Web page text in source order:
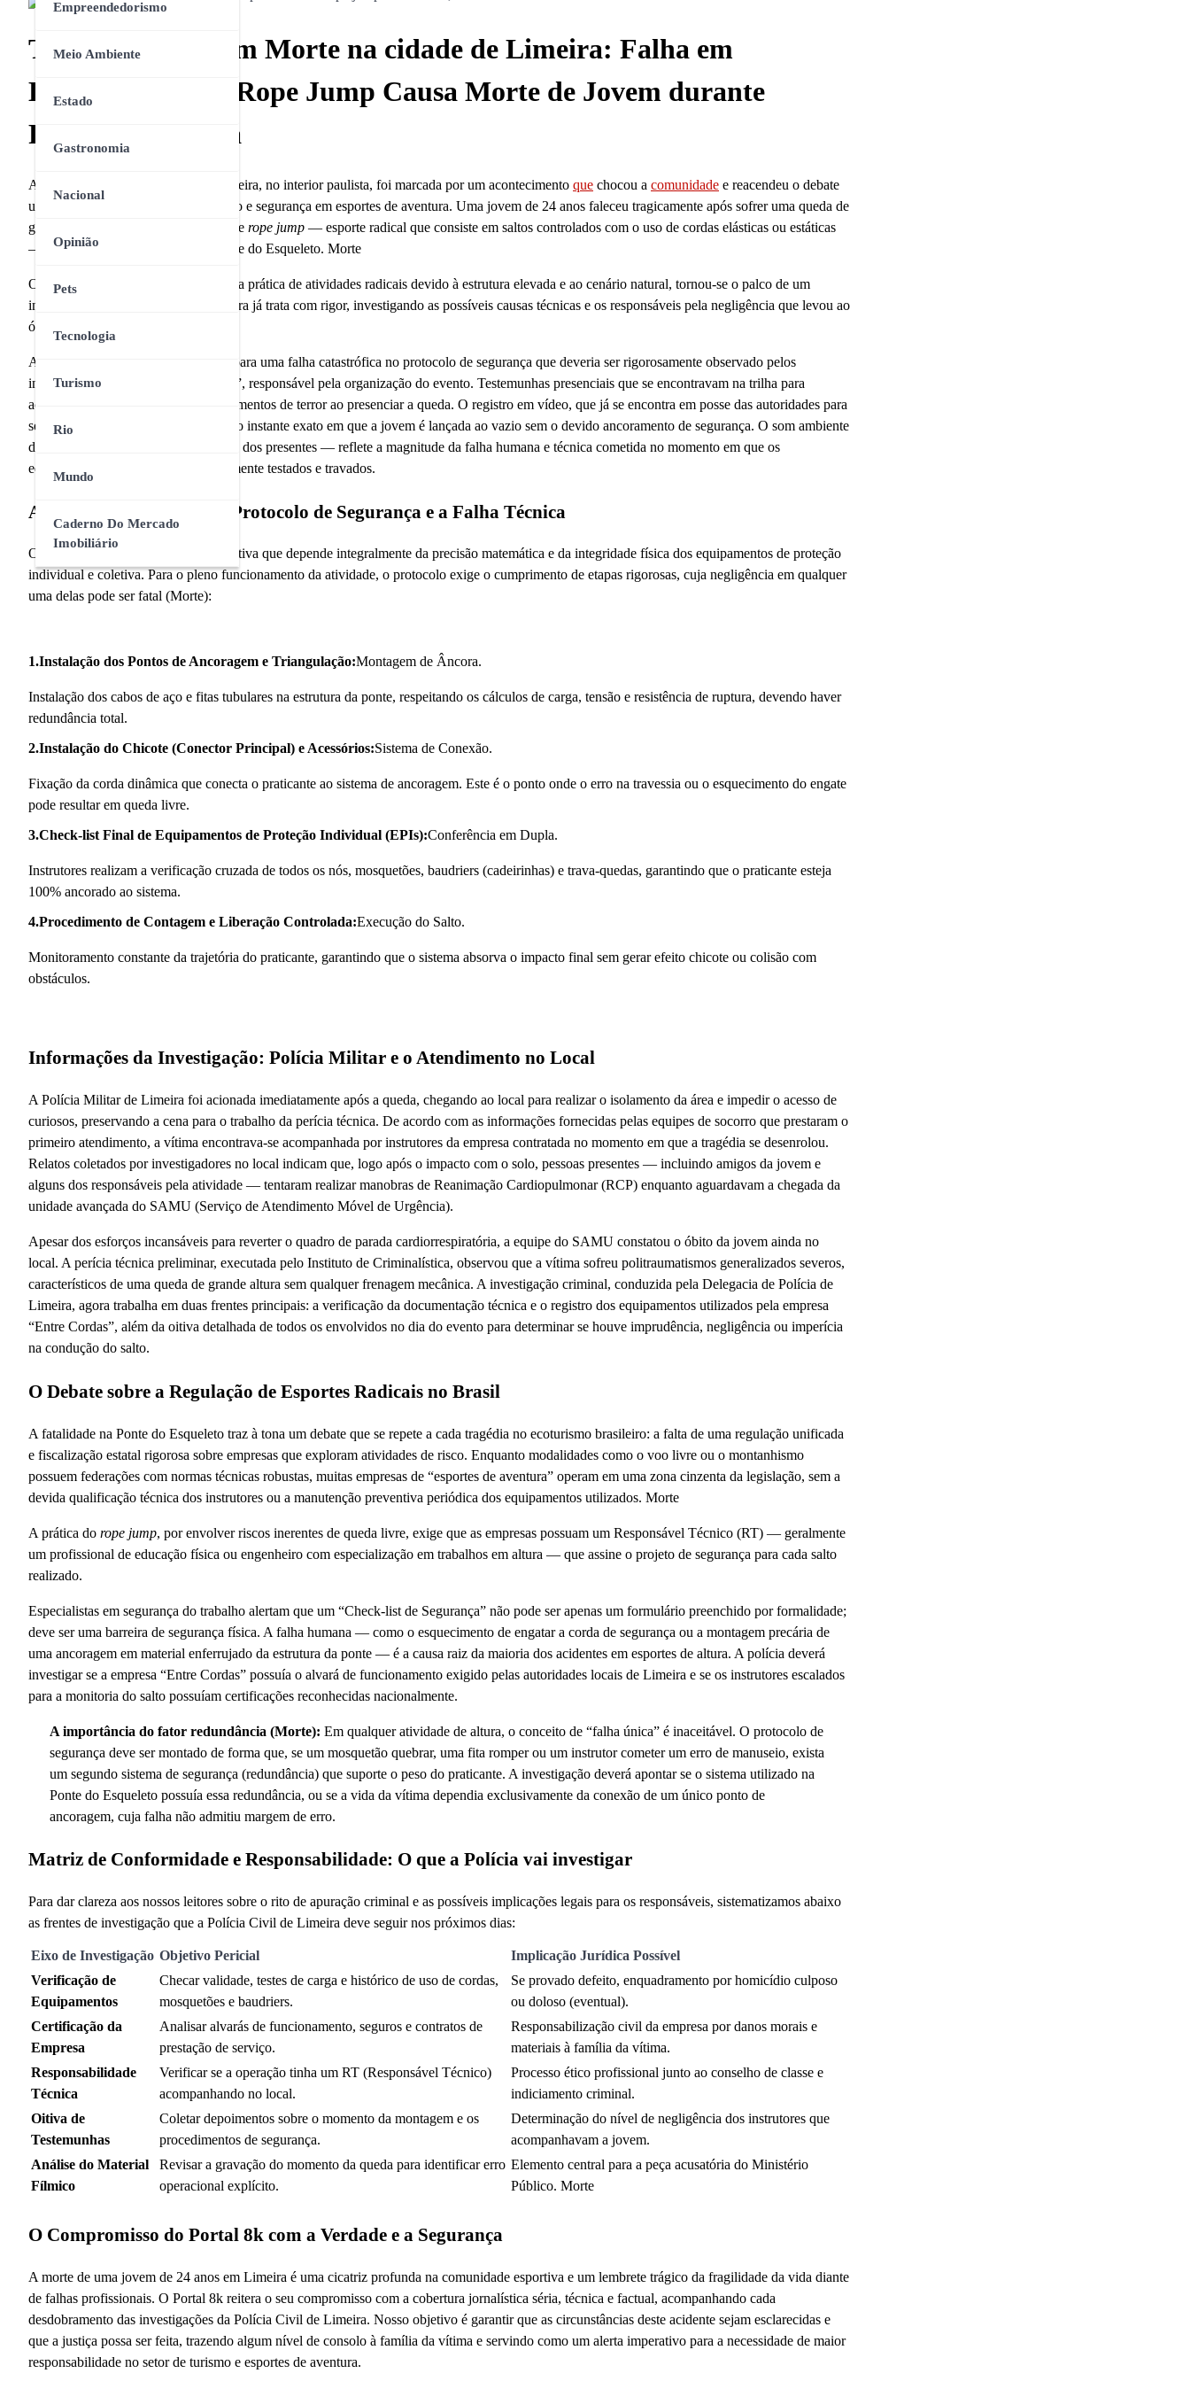
Empreendedorismo
Meio Ambiente
Estado
Gastronomia
Nacional
Opinião
Pets
Tecnologia
Turismo
Rio
Mundo
Caderno Do Mercado
Imobiliário
Tragédia acaba em Morte na cidade de Limeira: Falha em
Equipamento de Rope Jump Causa Morte de Jovem durante
Prática Esportiva
A manhã de sábado na cidade de Limeira, no interior paulista, foi marcada por um acontecimento que chocou a comunidade e reacendeu o debate
urgente sobre a regulação, fiscalização e segurança em esportes de aventura. Uma jovem de 24 anos faleceu tragicamente após sofrer uma queda de
grande altura durante uma atividade de rope jump — esporte radical que consiste em saltos controlados com o uso de cordas elásticas ou estáticas
— realizada na icônica Trilha da Ponte do Esqueleto. Morte
O local, historicamente conhecido pela prática de atividades radicais devido à estrutura elevada e ao cenário natural, tornou-se o palco de um
incidente que a Polícia Civil de Limeira já trata com rigor, investigando as possíveis causas técnicas e os responsáveis pela negligência que levou ao
óbito da vítima.
As evidências preliminares apontam para uma falha catastrófica no protocolo de segurança que deveria ser rigorosamente observado pelos
instrutores da empresa “Entre Cordas”, responsável pela organização do evento. Testemunhas presenciais que se encontravam na trilha para
acompanhar a atividade relataram momentos de terror ao presenciar a queda. O registro em vídeo, que já se encontra em posse das autoridades para
servir de material probatório, captura o instante exato em que a jovem é lançada ao vazio sem o devido ancoramento de segurança. O som ambiente
da gravação — os gritos de desespero dos presentes — reflete a magnitude da falha humana e técnica cometida no momento em que os
equipamentos deveriam estar devidamente testados e travados.
A Dinâmica da Morte: O Protocolo de Segurança e a Falha Técnica
O
é uma modalidade esportiva que depende integralmente da precisão matemática e da integridade física dos equipamentos de proteção
individual e coletiva. Para o pleno funcionamento da atividade, o protocolo exige o cumprimento de etapas rigorosas, cuja negligência em qualquer
uma delas pode ser fatal (Morte):
1.Instalação dos Pontos de Ancoragem e Triangulação:Montagem de Âncora.
Instalação dos cabos de aço e fitas tubulares na estrutura da ponte, respeitando os cálculos de carga, tensão e resistência de ruptura, devendo haver
redundância total.
2.Instalação do Chicote (Conector Principal) e Acessórios:Sistema de Conexão.
Fixação da corda dinâmica que conecta o praticante ao sistema de ancoragem. Este é o ponto onde o erro na travessia ou o esquecimento do engate
pode resultar em queda livre.
3.Check-list Final de Equipamentos de Proteção Individual (EPIs):Conferência em Dupla.
Instrutores realizam a verificação cruzada de todos os nós, mosquetões, baudriers (cadeirinhas) e trava-quedas, garantindo que o praticante esteja
100% ancorado ao sistema.
4.Procedimento de Contagem e Liberação Controlada:Execução do Salto.
Monitoramento constante da trajetória do praticante, garantindo que o sistema absorva o impacto final sem gerar efeito chicote ou colisão com
obstáculos.
Informações da Investigação: Polícia Militar e o Atendimento no Local
A Polícia Militar de Limeira foi acionada imediatamente após a queda, chegando ao local para realizar o isolamento da área e impedir o acesso de
curiosos, preservando a cena para o trabalho da perícia técnica. De acordo com as informações fornecidas pelas equipes de socorro que prestaram o
primeiro atendimento, a vítima encontrava-se acompanhada por instrutores da empresa contratada no momento em que a tragédia se desenrolou.
Relatos coletados por investigadores no local indicam que, logo após o impacto com o solo, pessoas presentes — incluindo amigos da jovem e
alguns dos responsáveis pela atividade — tentaram realizar manobras de Reanimação Cardiopulmonar (RCP) enquanto aguardavam a chegada da
unidade avançada do SAMU (Serviço de Atendimento Móvel de Urgência).
Apesar dos esforços incansáveis para reverter o quadro de parada cardiorrespiratória, a equipe do SAMU constatou o óbito da jovem ainda no
local. A perícia técnica preliminar, executada pelo Instituto de Criminalística, observou que a vítima sofreu politraumatismos generalizados severos,
característicos de uma queda de grande altura sem qualquer frenagem mecânica. A investigação criminal, conduzida pela Delegacia de Polícia de
Limeira, agora trabalha em duas frentes principais: a verificação da documentação técnica e o registro dos equipamentos utilizados pela empresa
“Entre Cordas”, além da oitiva detalhada de todos os envolvidos no dia do evento para determinar se houve imprudência, negligência ou imperícia
na condução do salto.
O Debate sobre a Regulação de Esportes Radicais no Brasil
A fatalidade na Ponte do Esqueleto traz à tona um debate que se repete a cada tragédia no ecoturismo brasileiro: a falta de uma regulação unificada
e fiscalização estatal rigorosa sobre empresas que exploram atividades de risco. Enquanto modalidades como o voo livre ou o montanhismo
possuem federações com normas técnicas robustas, muitas empresas de “esportes de aventura” operam em uma zona cinzenta da legislação, sem a
devida qualificação técnica dos instrutores ou a manutenção preventiva periódica dos equipamentos utilizados. Morte
A prática do rope jump, por envolver riscos inerentes de queda livre, exige que as empresas possuam um Responsável Técnico (RT) — geralmente
um profissional de educação física ou engenheiro com especialização em trabalhos em altura — que assine o projeto de segurança para cada salto
realizado.
Especialistas em segurança do trabalho alertam que um “Check-list de Segurança” não pode ser apenas um formulário preenchido por formalidade;
deve ser uma barreira de segurança física. A falha humana — como o esquecimento de engatar a corda de segurança ou a montagem precária de
uma ancoragem em material enferrujado da estrutura da ponte — é a causa raiz da maioria dos acidentes em esportes de altura. A polícia deverá
investigar se a empresa “Entre Cordas” possuía o alvará de funcionamento exigido pelas autoridades locais de Limeira e se os instrutores escalados
para a monitoria do salto possuíam certificações reconhecidas nacionalmente.
A importância do fator redundância (Morte): Em qualquer atividade de altura, o conceito de “falha única” é inaceitável. O protocolo de
segurança deve ser montado de forma que, se um mosquetão quebrar, uma fita romper ou um instrutor cometer um erro de manuseio, exista
um segundo sistema de segurança (redundância) que suporte o peso do praticante. A investigação deverá apontar se o sistema utilizado na
Ponte do Esqueleto possuía essa redundância, ou se a vida da vítima dependia exclusivamente da conexão de um único ponto de
ancoragem, cuja falha não admitiu margem de erro.
Matriz de Conformidade e Responsabilidade: O que a Polícia vai investigar
Para dar clareza aos nossos leitores sobre o rito de apuração criminal e as possíveis implicações legais para os responsáveis, sistematizamos abaixo
as frentes de investigação que a Polícia Civil de Limeira deve seguir nos próximos dias:
Eixo de Investigação Objetivo Pericial
Implicação Jurídica Possível
Verificação de
Equipamentos
Checar validade, testes de carga e histórico de uso de cordas,
mosquetões e baudriers.
Se provado defeito, enquadramento por homicídio culposo
ou doloso (eventual).
Certificação da
Empresa
Analisar alvarás de funcionamento, seguros e contratos de
prestação de serviço.
Responsabilização civil da empresa por danos morais e
materiais à família da vítima.
Responsabilidade
Técnica
Verificar se a operação tinha um RT (Responsável Técnico)
acompanhando no local.
Processo ético profissional junto ao conselho de classe e
indiciamento criminal.
Oitiva de
Testemunhas
Coletar depoimentos sobre o momento da montagem e os
procedimentos de segurança.
Determinação do nível de negligência dos instrutores que
acompanhavam a jovem.
Análise do Material
Fílmico
Revisar a gravação do momento da queda para identificar erro
operacional explícito.
Elemento central para a peça acusatória do Ministério
Público. Morte
O Compromisso do Portal 8k com a Verdade e a Segurança
A morte de uma jovem de 24 anos em Limeira é uma cicatriz profunda na comunidade esportiva e um lembrete trágico da fragilidade da vida diante
de falhas profissionais. O Portal 8k reitera o seu compromisso com a cobertura jornalística séria, técnica e factual, acompanhando cada
desdobramento das investigações da Polícia Civil de Limeira. Nosso objetivo é garantir que as circunstâncias deste acidente sejam esclarecidas e
que a justiça possa ser feita, trazendo algum nível de consolo à família da vítima e servindo como um alerta imperativo para a necessidade de maior
responsabilidade no setor de turismo e esportes de aventura.